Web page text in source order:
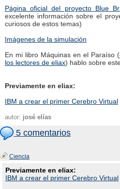
Página oficial del proyecto Blue
excelente información sobre el
curiosos de estos temas)
Imágenes de la simulación
En mi libro Máquinas en el Paraíso (
los lectores de eliax) hablo sobre
Previamente en eliax:
IBM a crear el primer Cerebro Virtual
autor: josé elías
5 comentarios
Ciencia
Previamente en eliax:
IBM a crear el primer Cerebro Virtual